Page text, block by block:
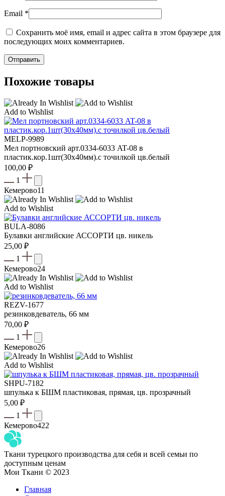
Email *
Сохранить моё имя, email и адрес сайта в этом браузере для
последующих моих комментариев.
Похожие товары
Add to Wishlist
MELP-9989
Мел портновский арт.0334-6033 AT-08 в
пластик.кор.1шт(30х40мм).с точилкой цв.белый
100,00 ₽
1
Кемерово11
Add to Wishlist
BULA-8086
Булавки английские АССОРТИ цв. никель
25,00 ₽
1
Кемерово24
Add to Wishlist
REZV-1677
резинковдеватель, 66 мм
70,00 ₽
1
Кемерово26
Add to Wishlist
SHPU-7182
шпулька к БШМ пластиковая, прямая, цв. прозрачный
5,00 ₽
1
Кемерово422
Ткани турецкого производства для себя и всей семьи по
доступным ценам
Мои Ткани © 2023
Главная